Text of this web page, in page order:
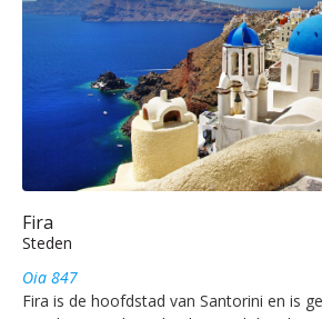
Fira
Steden
Oia 847
Fira is de hoofdstad van Santorini en is